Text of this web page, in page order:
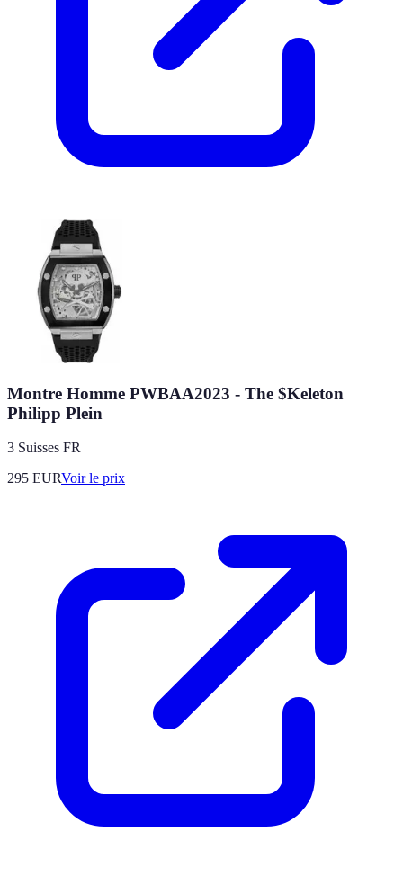
Montre Homme PWBAA2023 - The $Keleton
Philipp Plein
3 Suisses FR
295 EURVoir le prix